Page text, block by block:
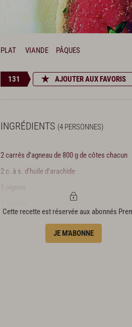
PLAT VIANDE PÂQUES
131 AJOUTER AUX FAVORIS
INGRÉDIENTS (4 PERSONNES)
2 carrés d'agneau de 800 g de côtes chacun
2 c. à s. d'huile d'arachide
1 oignon
Cette recette est réservée aux abonnés
JE M'ABONNE